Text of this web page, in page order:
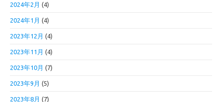
2024年2月 (4)
2024年1月 (4)
2023年12月 (4)
2023年11月 (4)
2023年10月 (7)
2023年9月 (5)
2023年8月 (7)